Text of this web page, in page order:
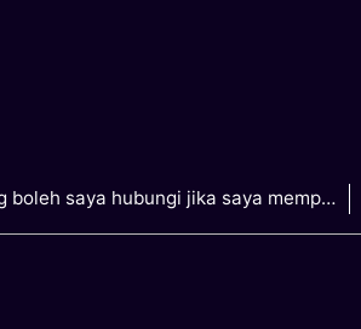
Siapakah yang boleh saya hubungi jika saya mempunyai soalan lanjut tentang kempen ini?